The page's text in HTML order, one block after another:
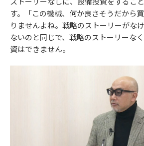
す。「この機械、何か良さそうだから
りませんよね。戦略のストーリーがな
ないのと同じで、戦略のストーリーな
資はできません。